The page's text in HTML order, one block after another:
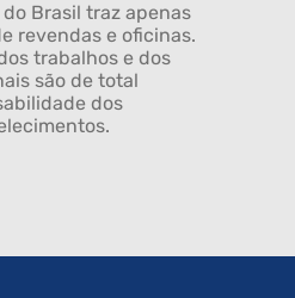
Brasil traz apenas
revendas e oficinas.
trabalhos e dos
são de total
dos